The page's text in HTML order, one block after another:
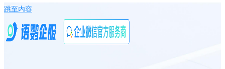
跳至内容